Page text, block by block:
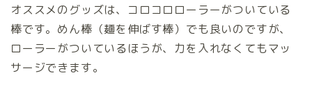
オススメのグッズは、コロコロローラーがついている
棒です。めん棒（麺を伸ばす棒）でも良いのですが、
ローラーがついているほうが、力を入れなくてもマッ
サージできます。